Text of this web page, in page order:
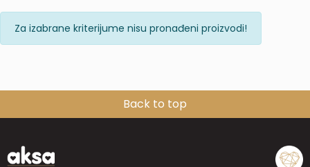
Za izabrane kriterijume nisu pronađeni proizvodi!
Back to top